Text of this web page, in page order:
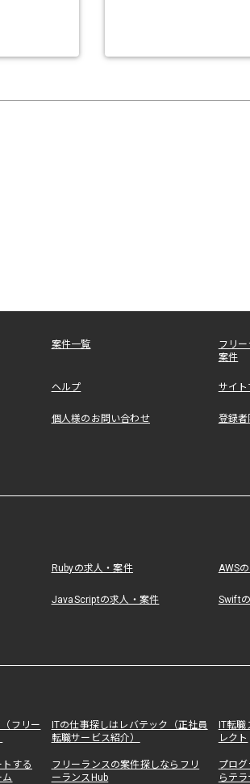
案件一覧
フリ
案件
ヘルプ サイ
個人様のお問い合わせ 登録者
Rubyの求人・案件 AWS
JavaScriptの求人・案件 Swift
フリー
ITの仕事探しはレバテック（正社員
転職サービス紹介）
IT転
レクト
する
ム
フリーランスの案件探しならフリ
ーランスHub
プロ
らテ